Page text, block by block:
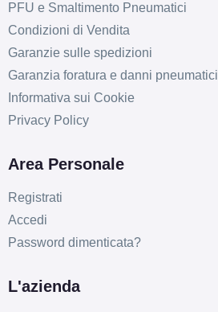
D
PFU e Smaltimento Pneumatici
Condizioni di Vendita
Garanzie sulle spedizioni
Garanzia foratura e danni pneumatici
Informativa sui Cookie
Privacy Policy
Area Personale
Registrati
Accedi
Password dimenticata?
L'azienda